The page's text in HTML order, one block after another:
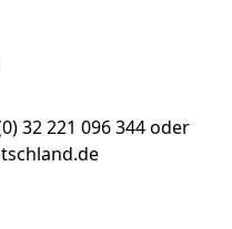
32 221 096 344 oder
Business Profile